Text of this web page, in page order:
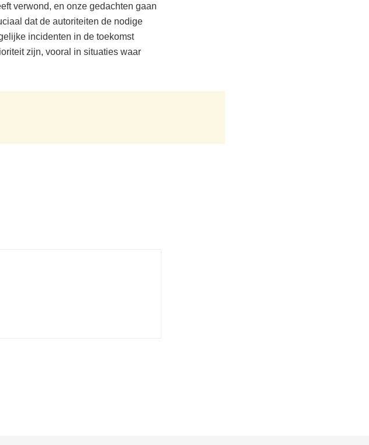
verwond, en onze gedachten gaan
dat de autoriteiten de nodige
incidenten in de toekomst
zijn, vooral in situaties waar